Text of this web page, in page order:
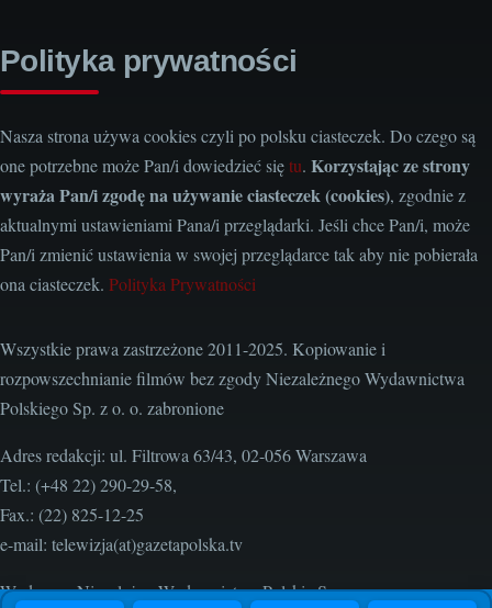
Polityka prywatności
Nasza strona używa cookies czyli po polsku ciasteczek. Do czego są
one potrzebne może Pan/i dowiedzieć siętu. Korzystając ze strony
wyraża Pan/i zgodę na używanie ciasteczek (cookies), zgodnie z
aktualnymi ustawieniami Pana/i przeglądarki. Jeśli chce Pan/i, może
Pan/i zmienić ustawienia w swojej przeglądarce tak aby nie pobierała
ona ciasteczek. Polityka Prywatności
Wszystkie prawa zastrzeżone 2011-2025. Kopiowanie i
rozpowszechnianie filmów bez zgody Niezależnego Wydawnictwa
Polskiego Sp. z o. o. zabronione
Adres redakcji: ul. Filtrowa 63/43, 02-056 Warszawa
Tel.: (+48 22) 290-29-58,
Fax.: (22) 825-12-25
e-mail: telewizja(at)gazetapolska.tv
Wydawca: Niezależne Wydawnictwo Polskie Sp. z o. o.